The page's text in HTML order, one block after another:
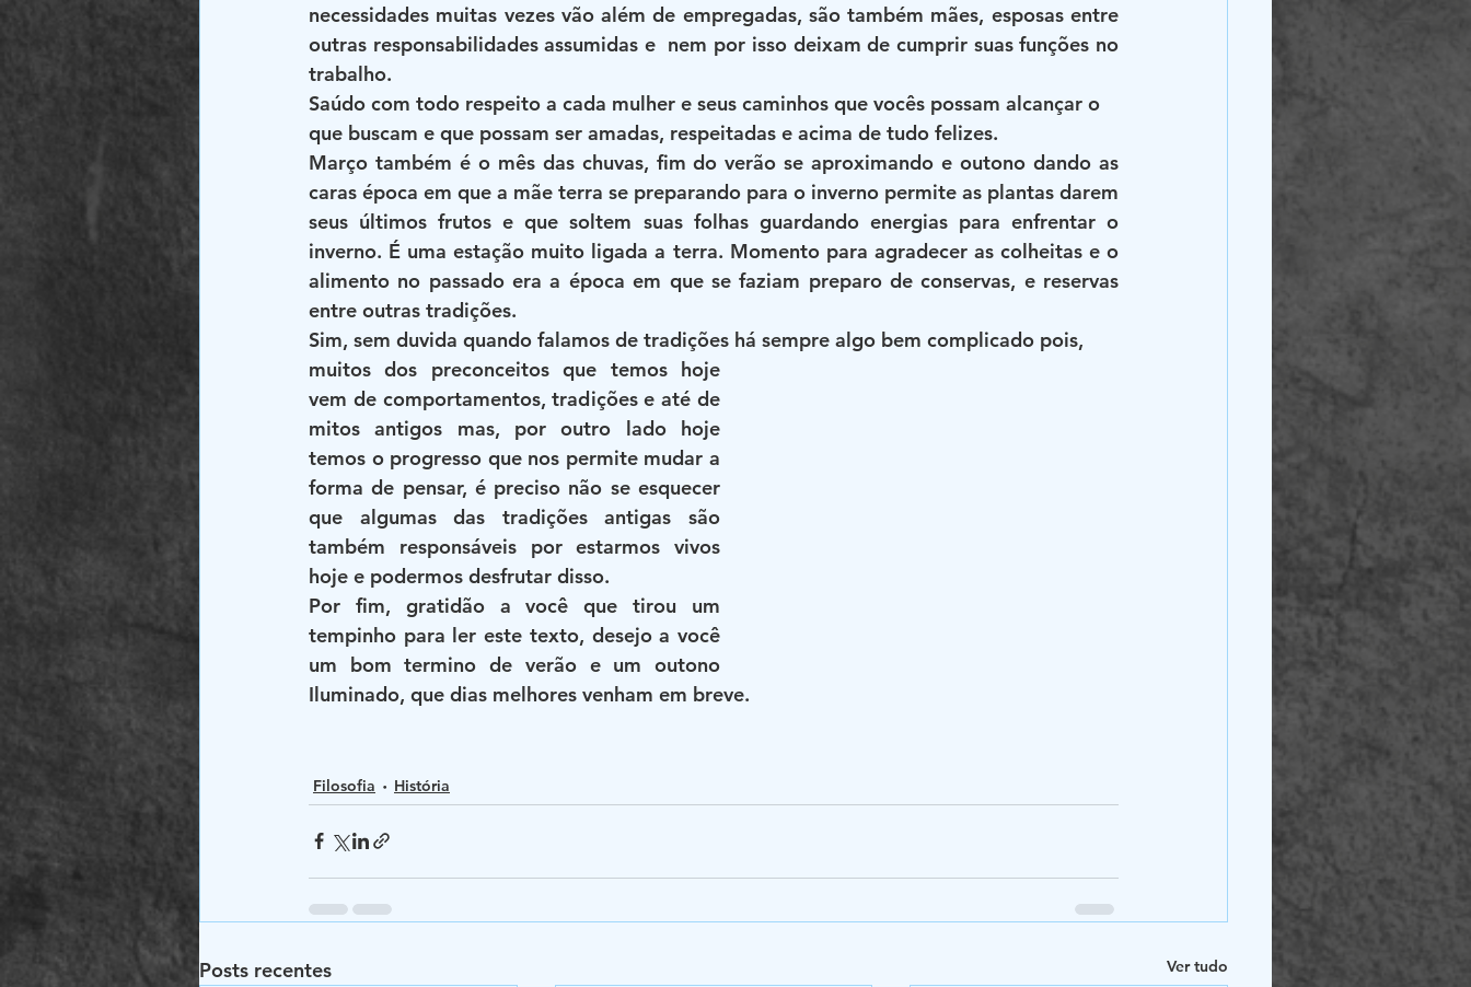
necessidades muitas vezes vão além de empregadas, são também mães, esposas entre
outras responsabilidades assumidas e  nem por isso deixam de cumprir suas funções no
trabalho.
Saúdo com todo respeito a cada mulher e seus caminhos que vocês possam alcançar o
que buscam e que possam ser amadas, respeitadas e acima de tudo felizes.
Março também é o mês das chuvas, fim do verão se aproximando e outono dando as
caras época em que a mãe terra se preparando para o inverno permite as plantas darem
seus últimos frutos e que soltem suas folhas guardando energias para enfrentar o
inverno. É uma estação muito ligada a terra. Momento para agradecer as colheitas e o
alimento no passado era a época em que se faziam preparo de conservas, e reservas
entre outras tradições.
Sim, sem duvida quando falamos de tradições há sempre algo bem complicado pois,
muitos dos preconceitos que temos hoje
vem de comportamentos, tradições e até de
mitos antigos mas, por outro lado hoje
temos o progresso que nos permite mudar a
forma de pensar, é preciso não se esquecer
que algumas das tradições antigas são
também responsáveis por estarmos vivos
hoje e podermos desfrutar disso.
Por fim, gratidão a você que tirou um
tempinho para ler este texto, desejo a você
um bom termino de verão e um outono
Iluminado, que dias melhores venham em breve.
Filosofia História
Posts recentes Ver tudo